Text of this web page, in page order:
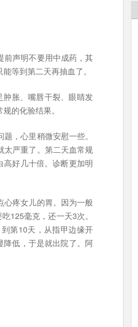
前声明不要用中成药，其
等到第二天再抽血了。
胀、嘴唇干裂、眼睛发
的化验结果。
，心里稍微安慰一些。
太严重了。第二天血常规
好几十倍。诊断更加明
心疼女儿的胃。因为一般
125毫克，还一天3次。
第10天，从指甲边缘开
低，于是就出院了。阿